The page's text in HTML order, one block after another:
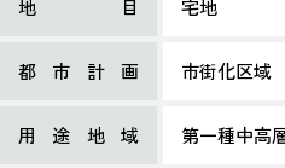
地目 宅地
都市計画 市街化区域
用途地域 第一種中高